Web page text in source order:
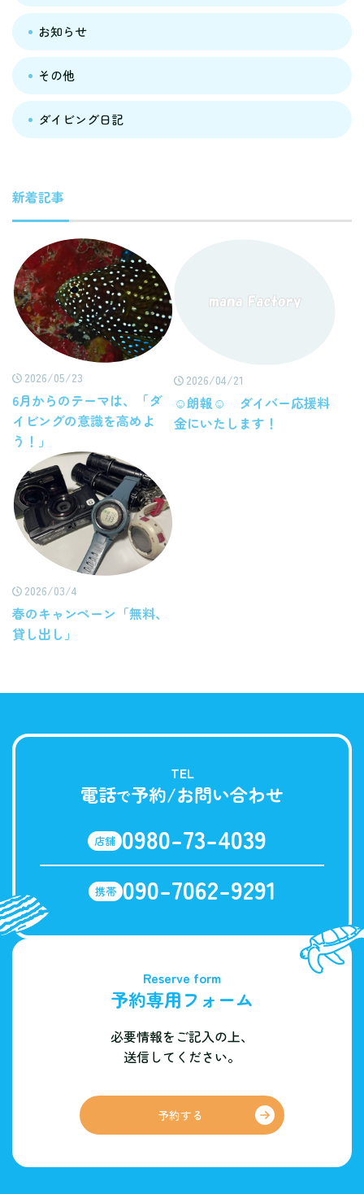
お知らせ
その他
ダイビング日記
新着記事
2026/05/23
6月からのテーマは、「ダ
イビングの意識を高めよ
う！」
2026/04/21
☺朗報☺ ダイバー応援料
金にいたします！
2026/03/4
春のキャンペーン「無料、
貸し出し」
TEL
電話で予約/お問い合わせ
店舗 0980-73-4039
携帯 090-7062-9291
Reserve form
予約専用フォーム
必要情報をご記入の上、
送信してください。
予約する